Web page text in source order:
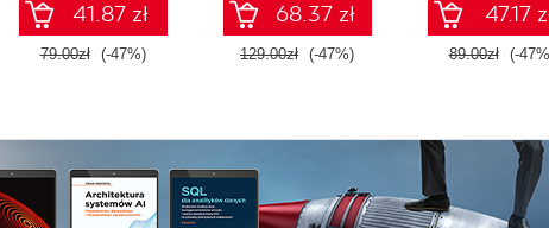
41.87 zł
79.00zł (-47%)
68.37 zł
129.00zł (-47%)
47.17
89.00zł (-